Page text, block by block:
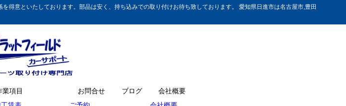
得意といたしております。部品は安く、持ち込みでの取り付けお待ち致しております。 愛知県日進市は名古屋市,豊田
業項目
お問合せ
ブログ
会社概要